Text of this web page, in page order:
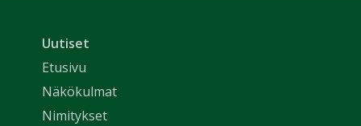
Uutiset
Etusivu
Näkökulmat
Nimitykset